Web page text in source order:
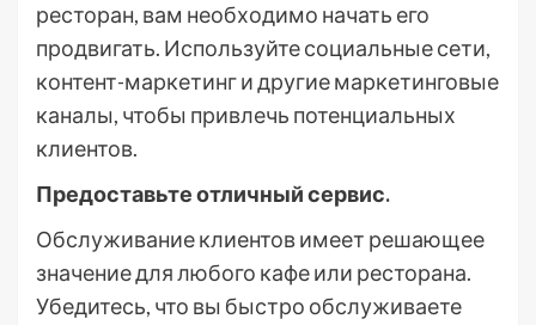
ресторан, вам необходимо начать его
продвигать. Используйте социальные сети,
контент-маркетинг и другие маркетинговые
каналы, чтобы привлечь потенциальных
клиентов.
Предоставьте отличный сервис.
Обслуживание клиентов имеет решающее
значение для любого кафе или ресторана.
Убедитесь, что вы быстро обслуживаете